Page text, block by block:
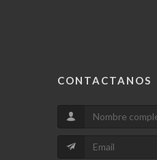
CONTACTANOS